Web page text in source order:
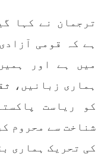
تحریر: حانی بلوچ
پاکستان کے
ریاست
ترجمان نے کہا
ہے کہ قومی
میں ہے اور
ہماری زبانیں،
کو ریاست
شناخت سے محروم
کی تحریک ہماری